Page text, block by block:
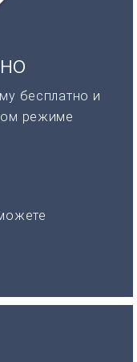
бесплатно и
режиме